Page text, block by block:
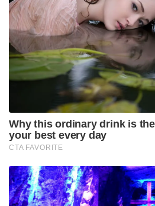
Why this ordinary drink is
your best every day
CTA FAVORITE